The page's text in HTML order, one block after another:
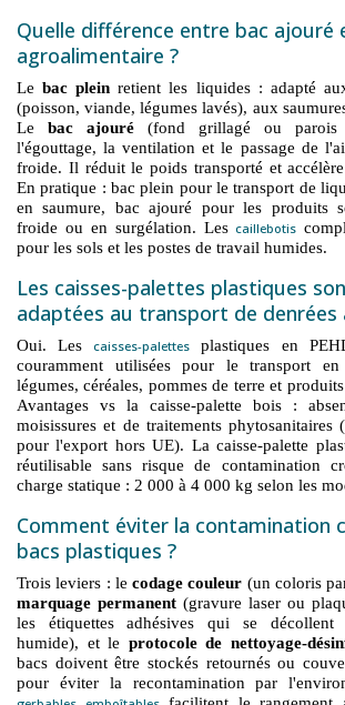
Quelle différence entre bac ajouré
agroalimentaire ?
Lebac plein retient les liquides : adapté
(poisson, viande, légumes lavés), aux
Le bac ajouré (fond grillagé ou parois
l'égouttage, la ventilation et le passage de
froide. Il réduit le poids transporté et
En pratique : bac plein pour le transport de
en saumure, bac ajouré pour les produits
froide ou en surgélation. Lescaillebotis
pour les sols et les postes de travail humides.
Les caisses-palettes plastiques
adaptées au transport de denrées
Oui. Lescaisses-palettes plastiques en
couramment utilisées pour le transport
légumes, céréales, pommes de terre et
Avantages vs la caisse-palette bois :
moisissures et de traitements phytosanitaires
pour l'export hors UE). La caisse-palette
réutilisable sans risque de contamination
charge statique : 2 000 à 4 000 kg selon les
Comment éviter la contamination
bacs plastiques ?
Trois leviers : le codage couleur (un coloris
marquage permanent (gravure laser ou
les étiquettes adhésives qui se décollent
humide), et le protocole de nettoyage-
bacs doivent être stockés retournés ou
pour éviter la recontamination par